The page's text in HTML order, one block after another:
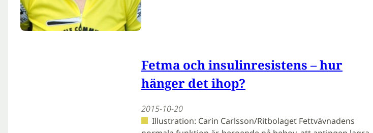
Fetma och insulinresistens – hur
hänger det ihop?
2015-10-20
Illustration: Carin Carlsson/Ritbolaget Fettvävnadens